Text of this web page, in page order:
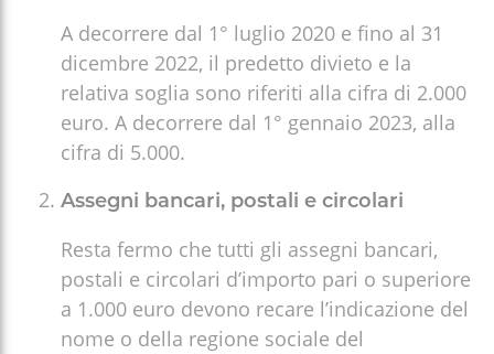
A decorrere dal 1° luglio 2020 e fino al 31
dicembre 2022, il predetto divieto e la
relativa soglia sono riferiti alla cifra di 2.000
euro. A decorrere dal 1° gennaio 2023, alla
cifra di 5.000.
Assegni bancari, postali e circolari
Resta fermo che tutti gli assegni bancari,
postali e circolari d’importo pari o superiore
a 1.000 euro devono recare l’indicazione del
nome o della regione sociale del